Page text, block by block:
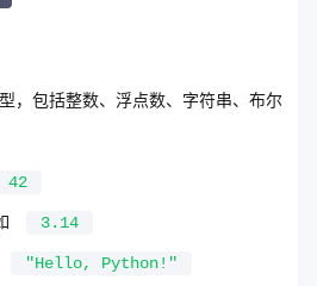
，包括整数、浮点数、字符串、布尔
42
3.14
"Hello, Python!"